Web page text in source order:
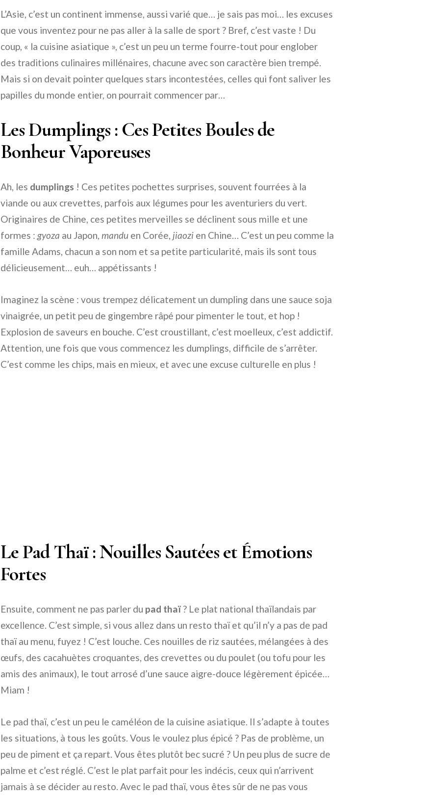
L’Asie, c’est un continent immense, aussi varié que… je sais pas moi… les excuses
que vous inventez pour ne pas aller à la salle de sport ? Bref, c’est vaste ! Du
coup, « la cuisine asiatique », c’est un peu un terme fourre-tout pour englober
des traditions culinaires millénaires, chacune avec son caractère bien trempé.
Mais si on devait pointer quelques stars incontestées, celles qui font saliver les
papilles du monde entier, on pourrait commencer par…
Les Dumplings : Ces Petites Boules de
Bonheur Vaporeuses
Ah, les dumplings ! Ces petites pochettes surprises, souvent fourrées à la
viande ou aux crevettes, parfois aux légumes pour les aventuriers du vert.
Originaires de Chine, ces petites merveilles se déclinent sous mille et une
formes : gyoza au Japon, mandu en Corée, jiaozi en Chine… C’est un peu comme la
famille Adams, chacun a son nom et sa petite particularité, mais ils sont tous
délicieusement… euh… appétissants !
Imaginez la scène : vous trempez délicatement un dumpling dans une sauce soja
vinaigrée, un petit peu de gingembre râpé pour pimenter le tout, et hop !
Explosion de saveurs en bouche. C’est croustillant, c’est moelleux, c’est addictif.
Attention, une fois que vous commencez les dumplings, difficile de s’arrêter.
C’est comme les chips, mais en mieux, et avec une excuse culturelle en plus !
Le Pad Thaï : Nouilles Sautées et Émotions
Fortes
Ensuite, comment ne pas parler du pad thaï ? Le plat national thaïlandais par
excellence. C’est simple, si vous allez dans un resto thaï et qu’il n’y a pas de pad
thaï au menu, fuyez ! C’est louche. Ces nouilles de riz sautées, mélangées à des
œufs, des cacahuètes croquantes, des crevettes ou du poulet (ou tofu pour les
amis des animaux), le tout arrosé d’une sauce aigre-douce légèrement épicée…
Miam !
Le pad thaï, c’est un peu le caméléon de la cuisine asiatique. Il s’adapte à toutes
les situations, à tous les goûts. Vous le voulez plus épicé ? Pas de problème, un
peu de piment et ça repart. Vous êtes plutôt bec sucré ? Un peu plus de sucre de
palme et c’est réglé. C’est le plat parfait pour les indécis, ceux qui n’arrivent
jamais à se décider au resto. Avec le pad thaï, vous êtes sûr de ne pas vous